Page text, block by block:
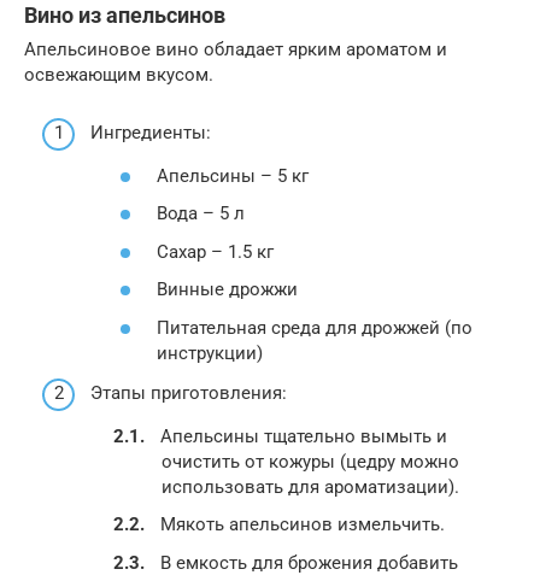
Вино из апельсинов
Апельсиновое вино обладает ярким ароматом и
освежающим вкусом.
Ингредиенты:
Апельсины – 5 кг
Вода – 5 л
Сахар – 1.5 кг
Винные дрожжи
Питательная среда для дрожжей (по
инструкции)
Этапы приготовления:
Апельсины тщательно вымыть и
очистить от кожуры (цедру можно
использовать для ароматизации).
Мякоть апельсинов измельчить.
В емкость для брожения добавить